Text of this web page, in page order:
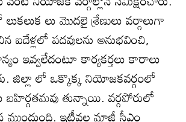
లు మొదలై శ్రేణులు వర్గాలుగా
పదవులను అనుభవించి,
ఇవ్వలేదంటూ కార్యకర్తలు కారాలు
జిల్లా లో ఒక్కొక్క నియోజకవర్గంలో
తున్నాయి. వర్గపోరులో
ముందుంది. ఇటీవల మాజీ సీఎం